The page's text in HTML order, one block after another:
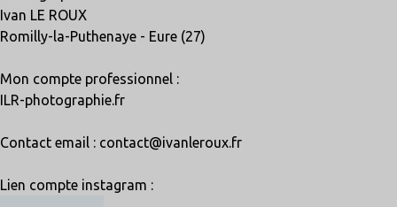
Ivan LE ROUX
Romilly-la-Puthenaye - Eure (27)
Mon compte professionnel :
ILR-photographie.fr
Contact email : contact@ivanleroux.fr
Lien compte instagram :